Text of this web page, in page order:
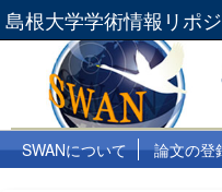
島根大学学術情報リポ
SWANについて 論文の登